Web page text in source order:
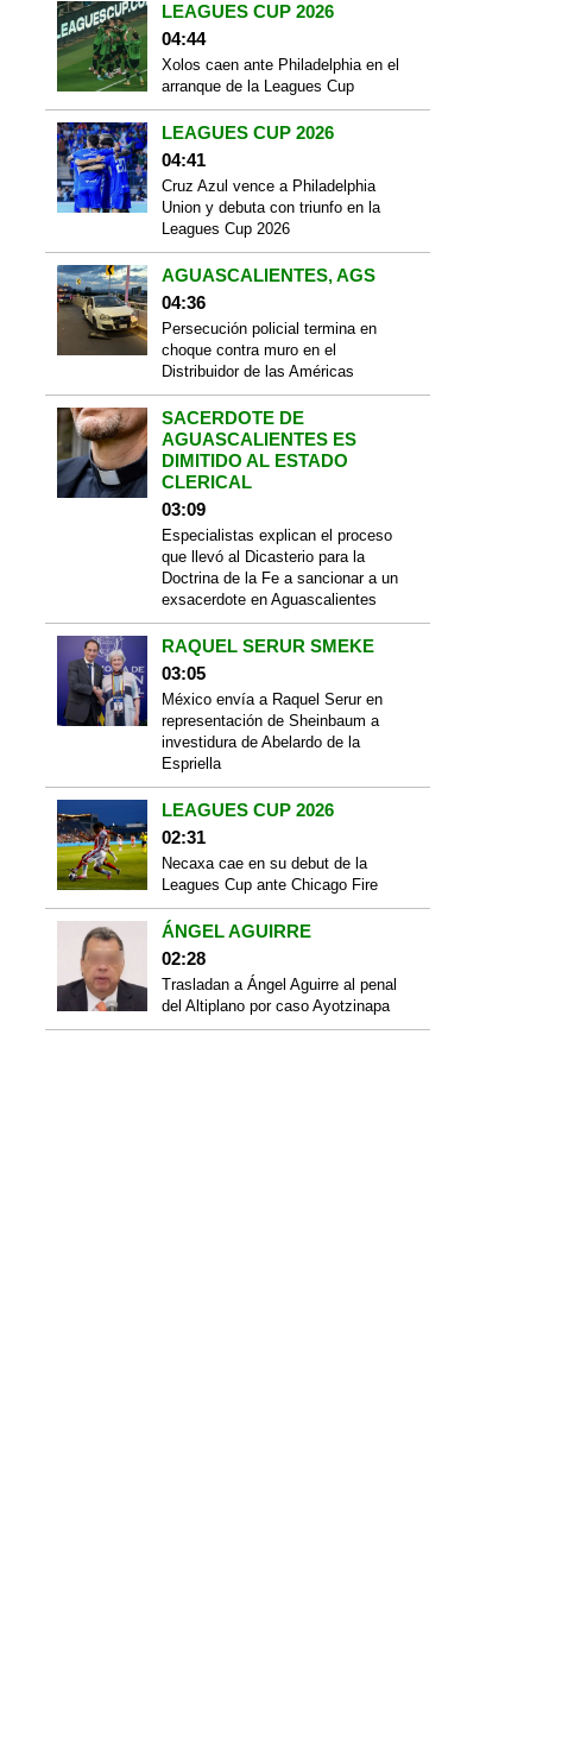
LEAGUES CUP 2026
04:44
Xolos caen ante Philadelphia en el
arranque de la Leagues Cup
LEAGUES CUP 2026
04:41
Cruz Azul vence a Philadelphia
Union y debuta con triunfo en la
Leagues Cup 2026
AGUASCALIENTES, AGS
04:36
Persecución policial termina en
choque contra muro en el
Distribuidor de las Américas
SACERDOTE DE
AGUASCALIENTES ES
DIMITIDO AL ESTADO
CLERICAL
03:09
Especialistas explican el proceso
que llevó al Dicasterio para la
Doctrina de la Fe a sancionar a un
exsacerdote en Aguascalientes
RAQUEL SERUR SMEKE
03:05
México envía a Raquel Serur en
representación de Sheinbaum a
investidura de Abelardo de la
Espriella
LEAGUES CUP 2026
02:31
Necaxa cae en su debut de la
Leagues Cup ante Chicago Fire
ÁNGEL AGUIRRE
02:28
Trasladan a Ángel Aguirre al penal
del Altiplano por caso Ayotzinapa